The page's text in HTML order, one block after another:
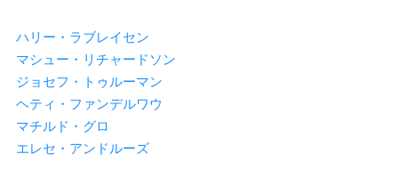
ハリー・ラブレイセン
マシュー・リチャードソン
ジョセフ・トゥルーマン
ヘティ・ファンデルワウ
マチルド・グロ
エレセ・アンドルーズ